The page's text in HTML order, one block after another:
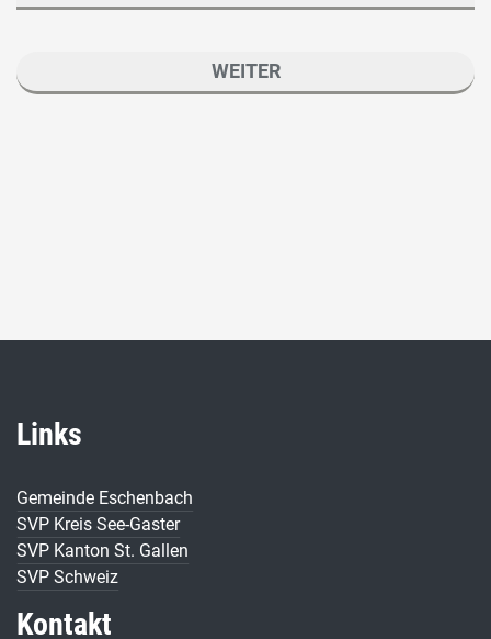
Links
Gemeinde Eschenbach
SVP Kreis See-Gaster
SVP Kanton St. Gallen
SVP Schweiz
Kontakt